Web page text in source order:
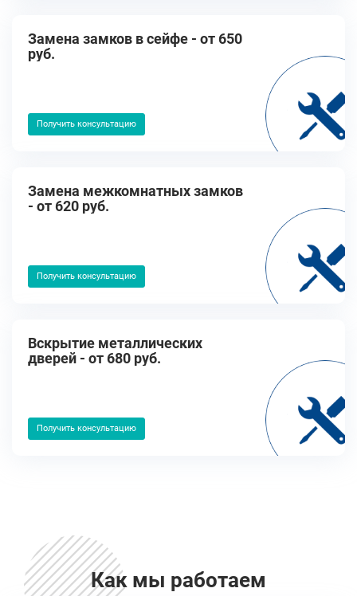
Замена замков в сейфе - от 650
руб.
Получить консультацию
Замена межкомнатных замков
- от 620 руб.
Получить консультацию
Вскрытие металлических
дверей - от 680 руб.
Получить консультацию
Как мы работаем